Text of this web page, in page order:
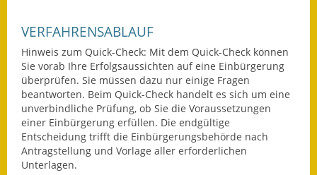
Gebäuden
Hochwassergefahrenkarte
Gemeindehalle und
Bürgerhaus
VERFAHRENSABLAUF
Hinweis zum Quick-Check: Mit dem Quick-Check können
Sie vorab Ihre Erfolgsaussichten auf eine Einbürgerung
überprüfen. Sie müssen dazu nur einige Fragen
beantworten. Beim Quick-Check handelt es sich um eine
unverbindliche Prüfung, ob Sie die Voraussetzungen
einer Einbürgerung erfüllen. Die endgültige
Entscheidung trifft die Einbürgerungsbehörde nach
Antragstellung und Vorlage aller erforderlichen
Unterlagen.